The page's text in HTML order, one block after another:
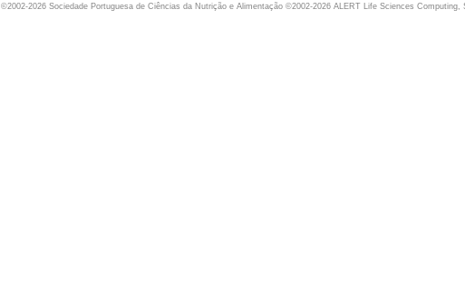
©2002-2026 Sociedade Portuguesa de Ciências da Nutrição e Alimentação ©2002-2026 ALERT Life Sciences